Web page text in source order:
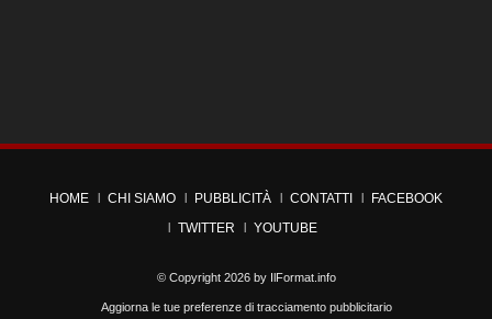
HOME CHI SIAMO PUBBLICITÀ CONTATTI
FACEBOOK
TWITTER
YOUTUBE
© Copyright 2026 by IlFormat.info
Aggiorna le tue preferenze di tracciamento pubblicitario